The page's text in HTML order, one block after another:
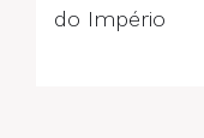
do Império